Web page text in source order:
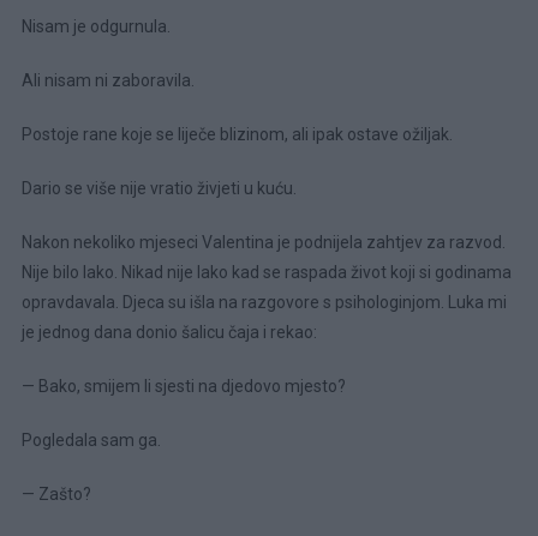
Nisam je odgurnula.
Ali nisam ni zaboravila.
Postoje rane koje se liječe blizinom, ali ipak ostave ožiljak.
Dario se više nije vratio živjeti u kuću.
Nakon nekoliko mjeseci Valentina je podnijela zahtjev za razvod.
Nije bilo lako. Nikad nije lako kad se raspada život koji si godinama
opravdavala. Djeca su išla na razgovore s psihologinjom. Luka mi
je jednog dana donio šalicu čaja i rekao:
— Bako, smijem li sjesti na djedovo mjesto?
Pogledala sam ga.
— Zašto?